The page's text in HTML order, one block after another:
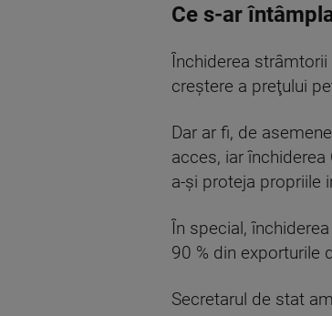
Ce s-ar
Închiderea
creştere a preţului
Dar ar fi, de
acces, iar
a-şi proteja propriile
În special,
90 % din exporturile
Secretarul de stat